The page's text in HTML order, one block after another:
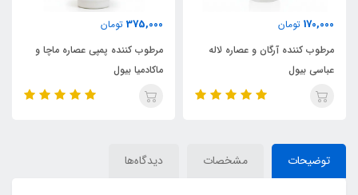
170,000 تومان
مرطوب کننده آرگان و عصاره لاله
عباسی بیول
375,000 تومان
مرطوب کننده پمپی عصاره ماچا و
ماکادمیا بیول
توضیحات مشخصات دیدگاه‌ها